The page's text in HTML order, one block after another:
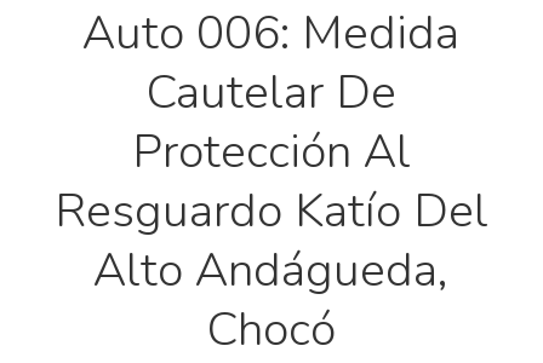
Auto 006: Medida
Cautelar De
Protección Al
Resguardo Katío Del
Alto Andágueda,
Chocó